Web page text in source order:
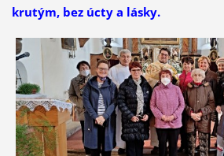
krutým, bez úcty a lásky.